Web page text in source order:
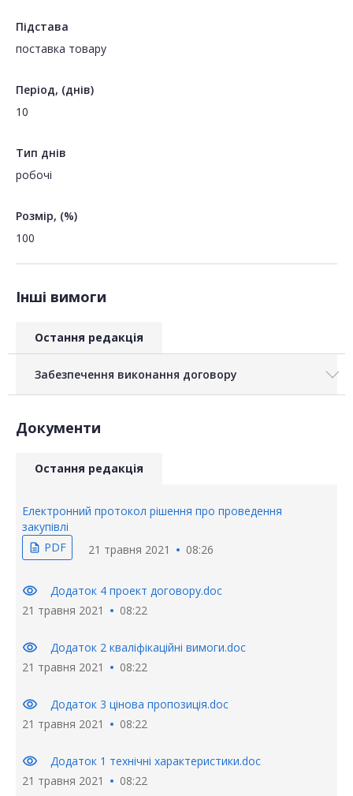
Підстава
поставка товару
Період, (днів)
10
Тип днів
робочі
Розмір, (%)
100
Інші вимоги
Остання редакція
Забезпечення виконання договору
Документи
Остання редакція
Електронний протокол рішення про проведення
закупівлі
description PDF 21 травня 2021 08:26
visibility
Додаток 4 проект договору.doc
21 травня 2021
08:22
visibility
Додаток 2 кваліфікаційні вимоги.doc
21 травня 2021
08:22
visibility
Додаток 3 цінова пропозиція.doc
21 травня 2021
08:22
visibility
Додаток 1 технічні характеристики.doc
21 травня 2021
08:22